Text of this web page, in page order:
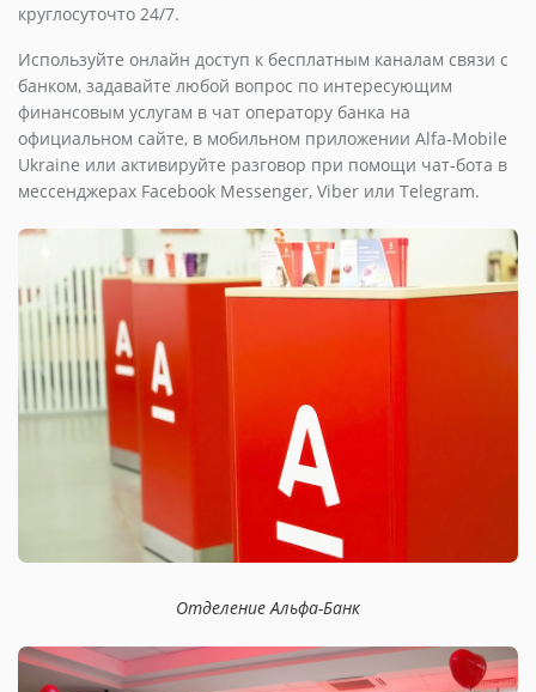
круглосуточто 24/7.
Используйте онлайн доступ к бесплатным каналам связи с
банком, задавайте любой вопрос по интересующим
финансовым услугам в чат оператору банка на
официальном сайте, в мобильном приложении Alfa-Mobile
Ukraine или активируйте разговор при помощи чат-бота в
мессенджерах Facebook Messenger, Viber или Telegram.
Отделение Альфа-Банк